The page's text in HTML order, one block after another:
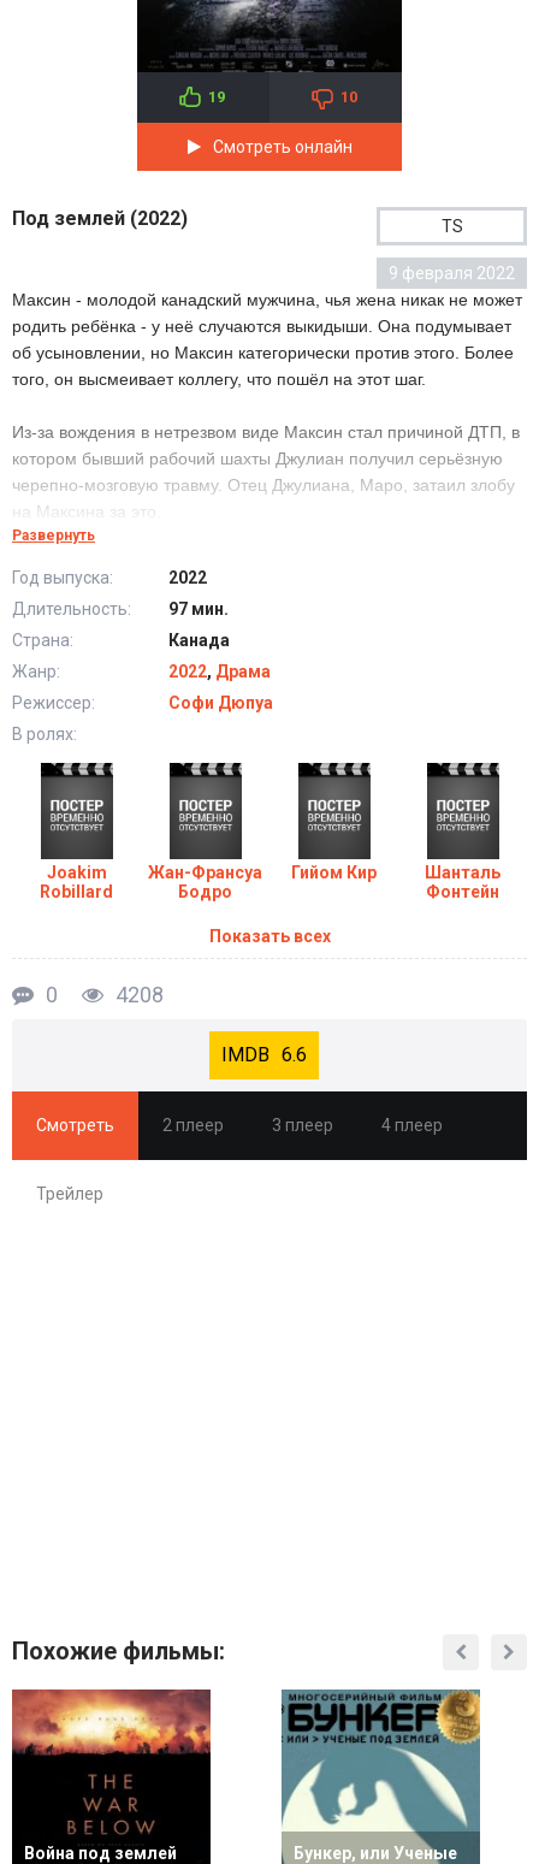
19 10
Смотреть онлайн
Под землей (2022) TS
9 февраля 2022
Максин - молодой канадский мужчина, чья жена никак не может
родить ребёнка - у неё случаются выкидыши. Она подумывает
об усыновлении, но Максин категорически против этого. Более
того, он высмеивает коллегу, что пошёл на этот шаг.
Из-за вождения в нетрезвом виде Максин стал причиной ДТП, в
котором бывший рабочий шахты Джулиан получил серьёзную
черепно-мозговую травму. Отец Джулиана, Маро, затаил злобу
на Максина за это.
шахтёрам. Максин в составе спасательной бригады отправился
туда. Он сразу сказал коллегам, что если нарушение правил
безопасности позволит спасти больше людей - то на это стоит
идти. Однако его действия впоследствии поставили под угрозу
всех...
Под землей (2022) в хорошем качестве HD
Развернуть
Год выпуска:
2022
Длительность:
97 мин.
Страна:
Канада
Жанр:
2022, Драма
Режиссер:
Софи Дюпуа
В ролях:
Joakim
Robillard
Жан-Франсуа
Бодро
Гийом Кир
Шанталь
Фонтейн
Показать всех
0 4208
6.6
Смотреть 2 плеер 3 плеер 4 плеер
Трейлер
Похожие фильмы:
Война под землей
Бункер, или Ученые